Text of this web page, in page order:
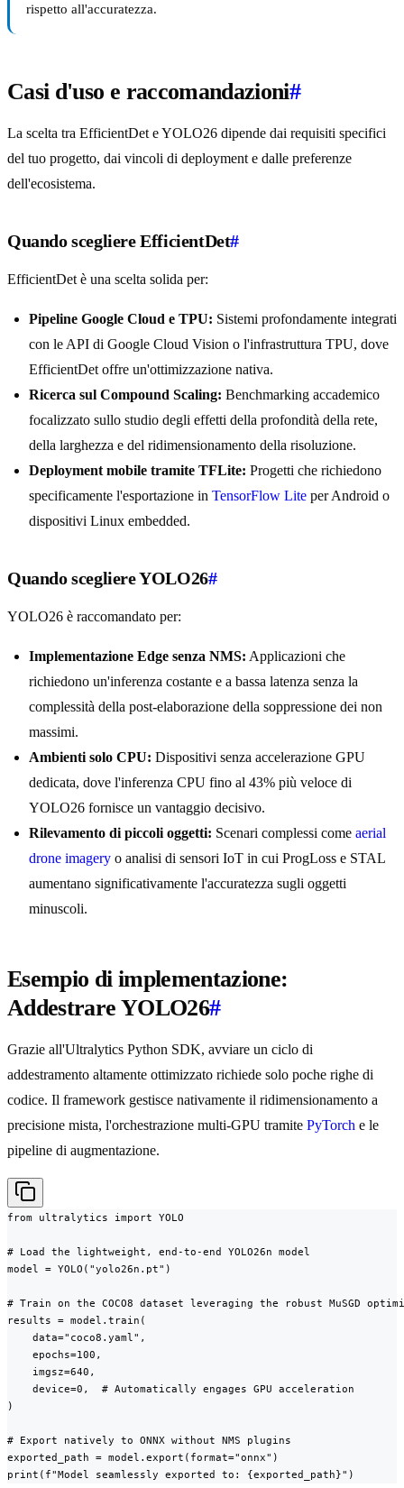
rispetto all'accuratezza.
Casi d'uso e raccomandazioni#
La scelta tra EfficientDet e YOLO26 dipende dai requisiti specifici
del tuo progetto, dai vincoli di deployment e dalle preferenze
dell'ecosistema.
Quando scegliere EfficientDet#
EfficientDet è una scelta solida per:
Pipeline Google Cloud e TPU: Sistemi profondamente integrati
con le API di Google Cloud Vision o l'infrastruttura TPU, dove
EfficientDet offre un'ottimizzazione nativa.
Ricerca sul Compound Scaling: Benchmarking accademico
focalizzato sullo studio degli effetti della profondità della rete,
della larghezza e del ridimensionamento della risoluzione.
Deployment mobile tramite TFLite: Progetti che richiedono
specificamente l'esportazione in TensorFlow Lite per Android o
dispositivi Linux embedded.
Quando scegliere YOLO26#
YOLO26 è raccomandato per:
Implementazione Edge senza NMS: Applicazioni che
richiedono un'inferenza costante e a bassa latenza senza la
complessità della post-elaborazione della soppressione dei non
massimi.
Ambienti solo CPU: Dispositivi senza accelerazione GPU
dedicata, dove l'inferenza CPU fino al 43% più veloce di
YOLO26 fornisce un vantaggio decisivo.
Rilevamento di piccoli oggetti: Scenari complessi come aerial
drone imagery o analisi di sensori IoT in cui ProgLoss e STAL
aumentano significativamente l'accuratezza sugli oggetti
minuscoli.
Esempio di implementazione:
Addestrare YOLO26#
Grazie all'Ultralytics Python SDK, avviare un ciclo di
addestramento altamente ottimizzato richiede solo poche righe di
codice. Il framework gestisce nativamente il ridimensionamento a
precisione mista, l'orchestrazione multi-GPU tramite PyTorch e le
pipeline di augmentazione.
from ultralytics import YOLO
# Load the lightweight, end-to-end YOLO26n model
model = YOLO("yolo26n.pt")
# Train on the COCO8 dataset leveraging the robust MuSGD
results = model.train(
    data="coco8.yaml",
    epochs=100,
    imgsz=640,
    device=0,  # Automatically engages GPU acceleration
)
# Export natively to ONNX without NMS plugins
exported_path = model.export(format="onnx")
print(f"Model seamlessly exported to: {exported_path}")